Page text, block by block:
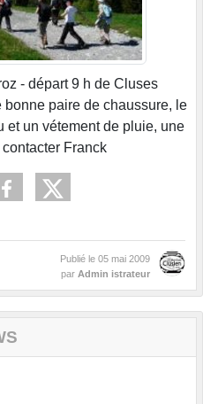
- départ 9 h de Cluses
paire de chaussure, le
et un vétement de pluie, une
Franck
Publié le 05 mai 2009
par Admin istrateur